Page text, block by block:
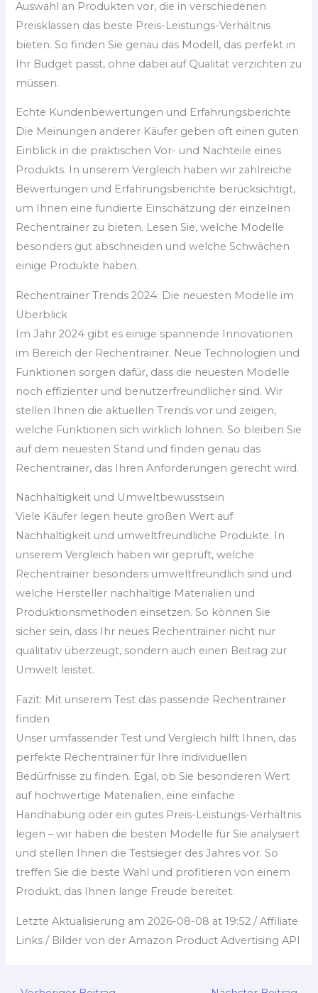
Auswahl an Produkten vor, die in verschiedenen
Preisklassen das beste Preis-Leistungs-Verhältnis
bieten. So finden Sie genau das Modell, das perfekt in
Ihr Budget passt, ohne dabei auf Qualität verzichten zu
müssen.
Echte Kundenbewertungen und Erfahrungsberichte
Die Meinungen anderer Käufer geben oft einen guten
Einblick in die praktischen Vor- und Nachteile eines
Produkts. In unserem Vergleich haben wir zahlreiche
Bewertungen und Erfahrungsberichte berücksichtigt,
um Ihnen eine fundierte Einschätzung der einzelnen
Rechentrainer zu bieten. Lesen Sie, welche Modelle
besonders gut abschneiden und welche Schwächen
einige Produkte haben.
Rechentrainer Trends 2024: Die neuesten Modelle im
Überblick
Im Jahr 2024 gibt es einige spannende Innovationen
im Bereich der Rechentrainer. Neue Technologien und
Funktionen sorgen dafür, dass die neuesten Modelle
noch effizienter und benutzerfreundlicher sind. Wir
stellen Ihnen die aktuellen Trends vor und zeigen,
welche Funktionen sich wirklich lohnen. So bleiben Sie
auf dem neuesten Stand und finden genau das
Rechentrainer, das Ihren Anforderungen gerecht wird.
Nachhaltigkeit und Umweltbewusstsein
Viele Käufer legen heute großen Wert auf
Nachhaltigkeit und umweltfreundliche Produkte. In
unserem Vergleich haben wir geprüft, welche
Rechentrainer besonders umweltfreundlich sind und
welche Hersteller nachhaltige Materialien und
Produktionsmethoden einsetzen. So können Sie
sicher sein, dass Ihr neues Rechentrainer nicht nur
qualitativ überzeugt, sondern auch einen Beitrag zur
Umwelt leistet.
Fazit: Mit unserem Test das passende Rechentrainer
finden
Unser umfassender Test und Vergleich hilft Ihnen, das
perfekte Rechentrainer für Ihre individuellen
Bedürfnisse zu finden. Egal, ob Sie besonderen Wert
auf hochwertige Materialien, eine einfache
Handhabung oder ein gutes Preis-Leistungs-Verhältnis
legen – wir haben die besten Modelle für Sie analysiert
und stellen Ihnen die Testsieger des Jahres vor. So
treffen Sie die beste Wahl und profitieren von einem
Produkt, das Ihnen lange Freude bereitet.
Letzte Aktualisierung am 2026-08-08 at 19:52 / Affiliate
Links / Bilder von der Amazon Product Advertising API